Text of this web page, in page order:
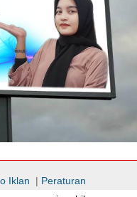
Iklan | Peraturan